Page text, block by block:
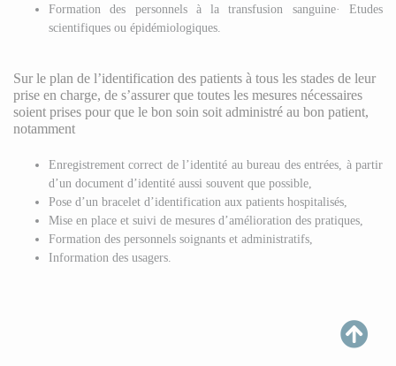
Formation des personnels à la transfusion sanguine· Etudes
scientifiques ou épidémiologiques.
Sur le plan de l’identification des patients à tous les stades de leur
prise en charge, de s’assurer que toutes les mesures nécessaires
soient prises pour que le bon soin soit administré au bon patient,
notamment
Enregistrement correct de l’identité au bureau des entrées, à partir
d’un document d’identité aussi souvent que possible,
Pose d’un bracelet d’identification aux patients hospitalisés,
Mise en place et suivi de mesures d’amélioration des pratiques,
Formation des personnels soignants et administratifs,
Information des usagers.